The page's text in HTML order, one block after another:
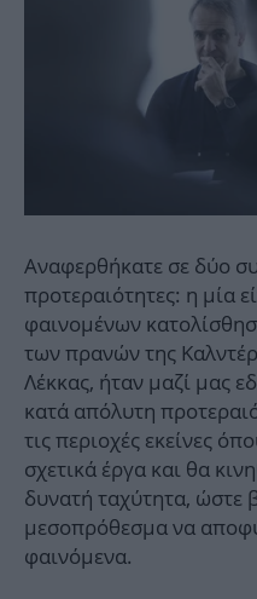
Αναφερθήκατε σε δύο
προτεραιότητες: η μία
φαινομένων
των πρανών της
Λέκκας, ήταν μαζί μας
κατά απόλυτη
τις περιοχές εκείνες
σχετικά έργα και θα
δυνατή ταχύτητα, ώστε
μεσοπρόθεσμα να
φαινόμενα.